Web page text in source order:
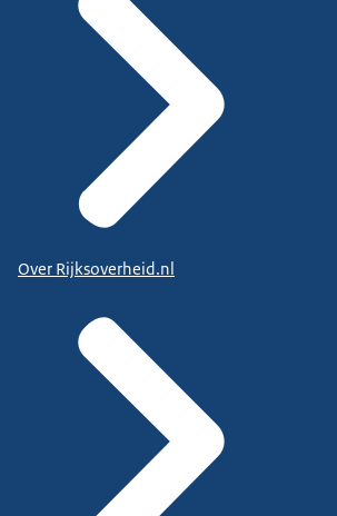
Over Rijksoverheid.nl